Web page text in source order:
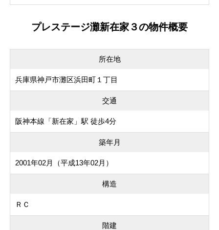
プレステージ灘新在家３の物件概要
所在地
兵庫県神戸市灘区浜田町１丁目
交通
阪神本線「新在家」駅 徒歩4分
築年月
2001年02月（平成13年02月）
構造
ＲＣ
階建